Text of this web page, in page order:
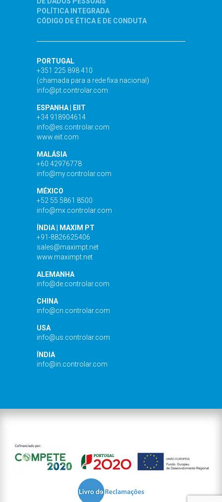
POLÍTICA INTEGRADA
CÓDIGO DE ÉTICA E DE CONDUTA
PORTUGAL
+351 225 898 410
(chamada para a rede fixa nacional)
info@pt.controlar.com
ESPANHA | EIIT
+34 918904614
info@es.controlar.com
www.eiit.com
MALÁSIA
+60 42976778
info@my.controlar.com
MÉXICO
+52 55 5861 8500
info@mx.controlar.com
ÍNDIA | MAXIM PT
+91-8826625406
sales@maximpt.net
www.maximpt.net
ALEMANHA
info@de.controlar.com
CHINA
info@cn.controlar.com
USA
info@us.controlar.com
ÍNDIA
info@in.controlar.com